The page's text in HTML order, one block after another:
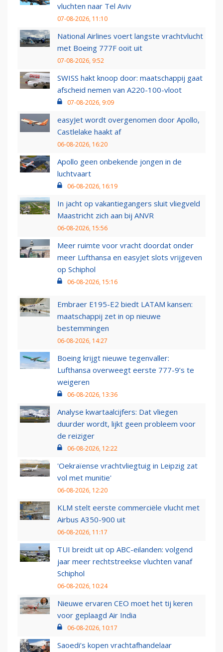
vluchten naar Tel Aviv
07-08-2026, 11:10
National Airlines voert langste vrachtvlucht
met Boeing 777F ooit uit
07-08-2026, 9:52
SWISS hakt knoop door: maatschappij gaat
afscheid nemen van A220-100-vloot
07-08-2026, 9:09
easyJet wordt overgenomen door Apollo,
Castlelake haakt af
06-08-2026, 16:20
Apollo geen onbekende jongen in de
luchtvaart
06-08-2026, 16:19
In jacht op vakantiegangers sluit vliegveld
Maastricht zich aan bij ANVR
06-08-2026, 15:56
Meer ruimte voor vracht doordat onder
meer Lufthansa en easyJet slots vrijgeven
op Schiphol
06-08-2026, 15:16
Embraer E195-E2 biedt LATAM kansen:
maatschappij zet in op nieuwe
bestemmingen
06-08-2026, 14:27
Boeing krijgt nieuwe tegenvaller:
Lufthansa overweegt eerste 777-9’s te
weigeren
06-08-2026, 13:36
Analyse kwartaalcijfers: Dat vliegen
duurder wordt, lijkt geen probleem voor
de reiziger
06-08-2026, 12:22
'Oekraïense vrachtvliegtuig in Leipzig zat
vol met munitie'
06-08-2026, 12:20
KLM stelt eerste commerciële vlucht met
Airbus A350-900 uit
06-08-2026, 11:17
TUI breidt uit op ABC-eilanden: volgend
jaar meer rechtstreekse vluchten vanaf
Schiphol
06-08-2026, 10:24
Nieuwe ervaren CEO moet het tij keren
voor geplaagd Air India
06-08-2026, 10:17
Saoedi’s kopen vrachtafhandelaar